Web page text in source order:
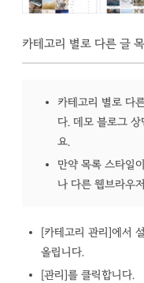
카테고리 별로 다른 글
카테고리 별로 다
다. 데모 블로그 상
요.
만약 목록 스타일
나 다른 웹브라우
[카테고리 관리]에서
올립니다.
[관리]를 클릭합니다.